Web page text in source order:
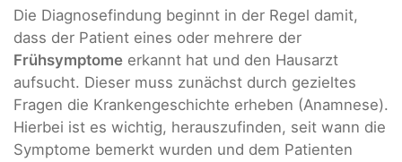
Die Diagnosefindung beginnt in der Regel damit,
dass der Patient eines oder mehrere der
Frühsymptome erkannt hat und den Hausarzt
aufsucht. Dieser muss zunächst durch gezieltes
Fragen die Krankengeschichte erheben (Anamnese).
Hierbei ist es wichtig, herauszufinden, seit wann die
Symptome bemerkt wurden und dem Patienten